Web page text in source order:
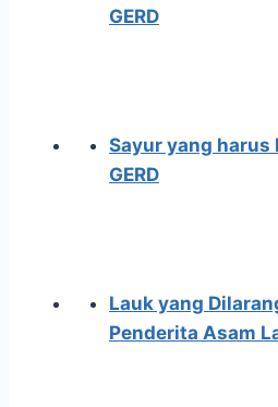
GERD
Sayur yang harus
GERD
Lauk yang
Penderita Asam